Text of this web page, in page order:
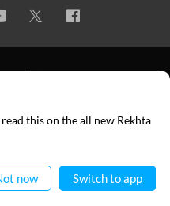
All rights reserved.
this on the all new Rekhta
now Switch to app